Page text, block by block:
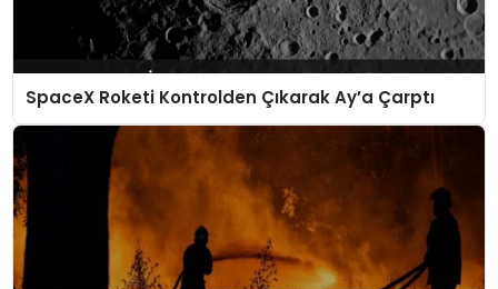
SpaceX Roketi Kontrolden Çıkarak Ay’a Çarptı